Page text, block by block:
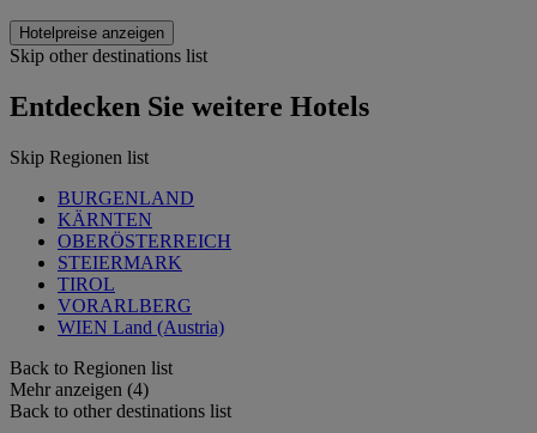
Hotelpreise anzeigen
Skip other destinations list
Entdecken Sie weitere Hotels
Skip Regionen list
BURGENLAND
KÄRNTEN
OBERÖSTERREICH
STEIERMARK
TIROL
VORARLBERG
WIEN Land (Austria)
Back to Regionen list
Mehr anzeigen (4)
Back to other destinations list